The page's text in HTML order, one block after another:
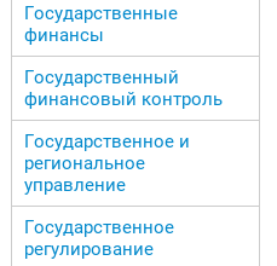
Государственные
финансы
Государственный
финансовый контроль
Государственное и
региональное
управление
Государственное
регулирование